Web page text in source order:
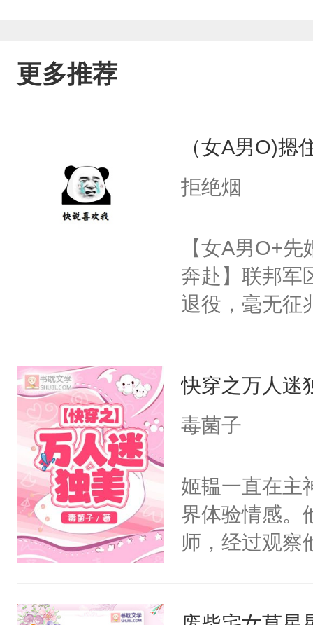
更多推荐
（女A男O)摁
拒绝烟
【女A男O+
奔赴】联邦军
退役，毫无征
要Omega？
桌）没门儿
烂衫。一早被
惶惶哭个不停
的那个Alpha
到了一股异样
决心：死缠烂
快穿之万人迷
毒菌子
姬韫一直在主
界体验情感。
师，经过观察